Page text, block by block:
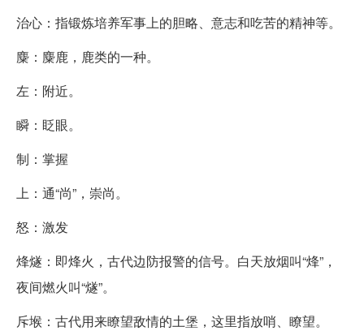
治心：指锻炼培养军事上的胆略、意志和吃苦的精神等。
麋：麋鹿，鹿类的一种。
左：附近。
瞬：眨眼。
制：掌握
上：通“尚”，崇尚。
怒：激发
烽燧：即烽火，古代边防报警的信号。白天放烟叫“烽”，
夜间燃火叫“燧”。
斥堠：古代用来瞭望敌情的土堡，这里指放哨、瞭望。